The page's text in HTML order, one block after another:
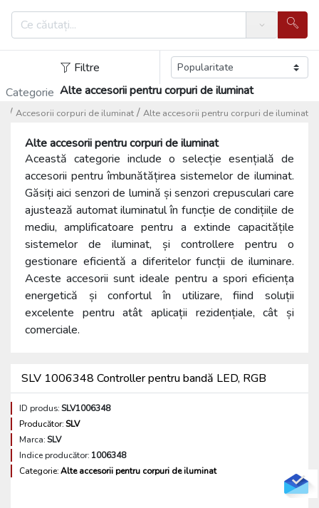
Search
Filtre
Categorie Alte accesorii pentru corpuri de iluminat
Alte accesorii pentru corpuri de iluminat
/
Accesorii corpuri de iluminat
/
Alte accesorii pentru corpuri de iluminat
Această categorie include o selecție esențială de
accesorii pentru îmbunătățirea sistemelor de iluminat.
Găsiți aici senzori de lumină și senzori crepusculari care
ajustează automat iluminatul în funcție de condițiile de
mediu, amplificatoare pentru a extinde capacitățile
sistemelor de iluminat, și controllere pentru o
gestionare eficientă a diferitelor funcții de iluminare.
Aceste accesorii sunt ideale pentru a spori eficiența
energetică și confortul în utilizare, fiind soluții
excelente pentru atât aplicații rezidențiale, cât și
comerciale.
SLV 1006348 Controller pentru bandă LED, RGB
ID produs:SLV1006348
Producător:SLV
Marca:SLV
Indice producător: 1006348
Categorie:Alte accesorii pentru corpuri de iluminat